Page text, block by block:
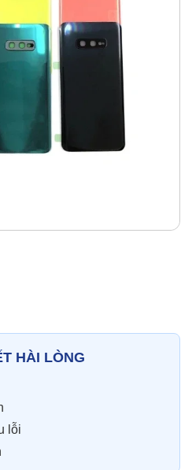
Màn hình Google Pixel
Pin Xiaomi
HÀI LÒNG
lỗi